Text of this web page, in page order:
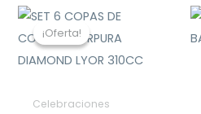
¡Oferta!
¡Oferta!
Celebraciones
El
precio
original
era:
$27.000.
El
actual
es:
$9.990.